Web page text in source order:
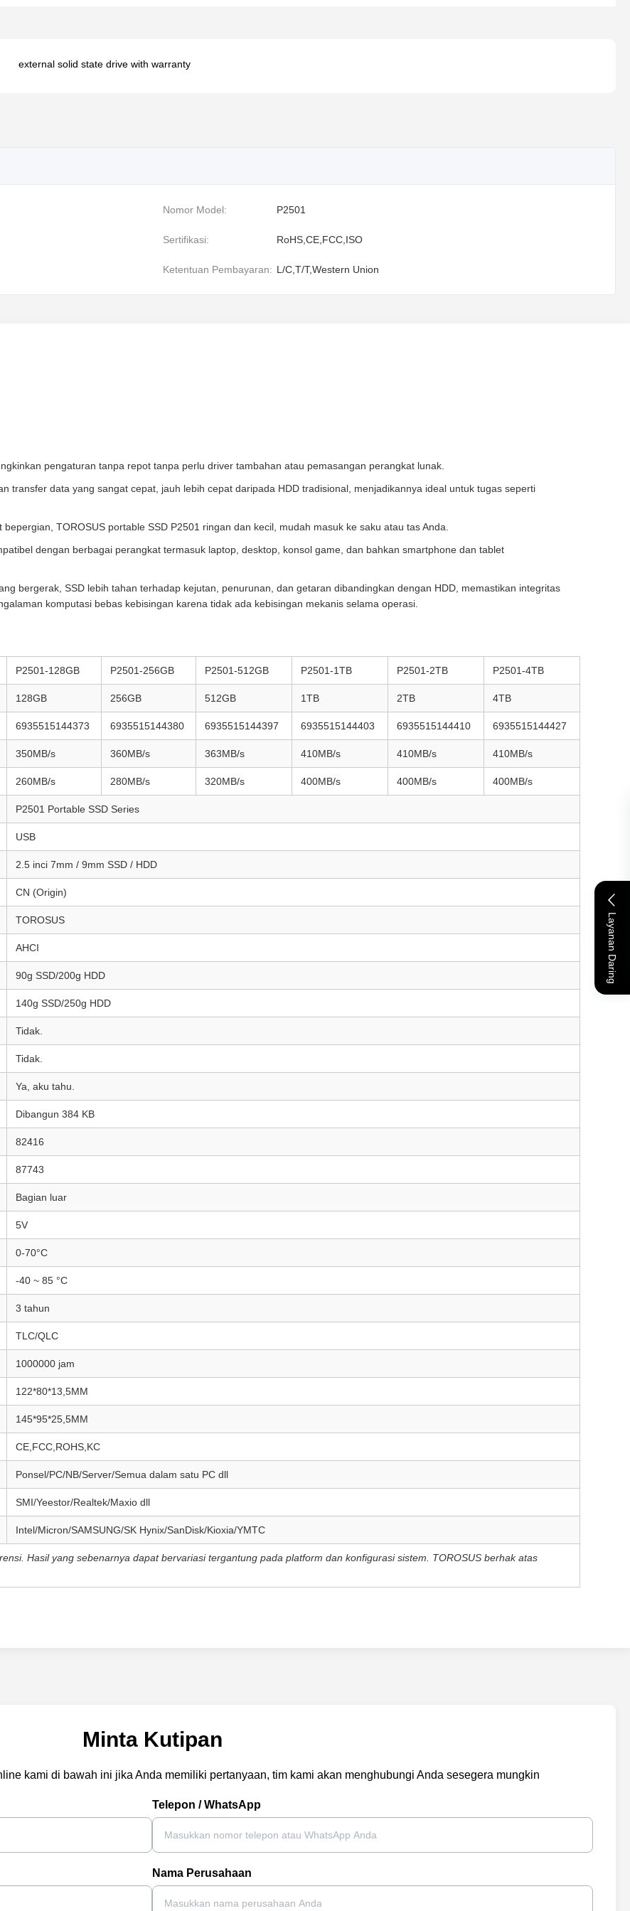
Layanan Daring
external solid state drive with warranty
Nomor Model: P2501
Sertifikasi: RoHS,CE,FCC,ISO
Ketentuan Pembayaran: L/C,T/T,Western Union
pengaturan tanpa repot tanpa perlu driver tambahan atau pemasangan perangkat lunak.
transfer data yang sangat cepat, jauh lebih cepat daripada HDD tradisional, menjadikannya ideal untuk tugas seperti
TOROSUS portable SSD P2501 ringan dan kecil, mudah masuk ke saku atau tas Anda.
dengan berbagai perangkat termasuk laptop, desktop, konsol game, dan bahkan smartphone dan tablet
bergerak, SSD lebih tahan terhadap kejutan, penurunan, dan getaran dibandingkan dengan HDD, memastikan integritas
komputasi bebas kebisingan karena tidak ada kebisingan mekanis selama operasi.
P2501-128GB P2501-256GB P2501-512GB P2501-1TB P2501-2TB P2501-4TB
128GB 256GB 512GB 1TB 2TB 4TB
6935515144373 6935515144380 6935515144397 6935515144403 6935515144410 6935515144427
350MB/s 360MB/s 363MB/s 410MB/s 410MB/s 410MB/s
260MB/s 280MB/s 320MB/s 400MB/s 400MB/s 400MB/s
P2501 Portable SSD Series
USB
2.5 inci 7mm / 9mm SSD / HDD
CN (Origin)
TOROSUS
AHCI
90g SSD/200g HDD
140g SSD/250g HDD
Tidak.
Tidak.
Ya, aku tahu.
Dibangun 384 KB
82416
87743
Bagian luar
5V
0-70°C
-40 ~ 85 °C
3 tahun
TLC/QLC
1000000 jam
122*80*13,5MM
145*95*25,5MM
CE,FCC,ROHS,KC
Ponsel/PC/NB/Server/Semua dalam satu PC dll
SMI/Yeestor/Realtek/Maxio dll
Intel/Micron/SAMSUNG/SK Hynix/SanDisk/Kioxia/YMTC
Hasil yang sebenarnya dapat bervariasi tergantung pada platform dan konfigurasi sistem. TOROSUS berhak atas
Minta Kutipan
kami di bawah ini jika Anda memiliki pertanyaan, tim kami akan menghubungi Anda sesegera mungkin
Telepon / WhatsApp
Nama Perusahaan